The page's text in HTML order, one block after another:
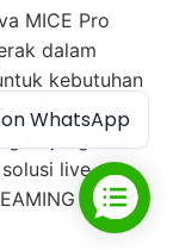
MICE Pro
dalam
kebutuhan
jasa live
terjangkau
live
WhatsApp